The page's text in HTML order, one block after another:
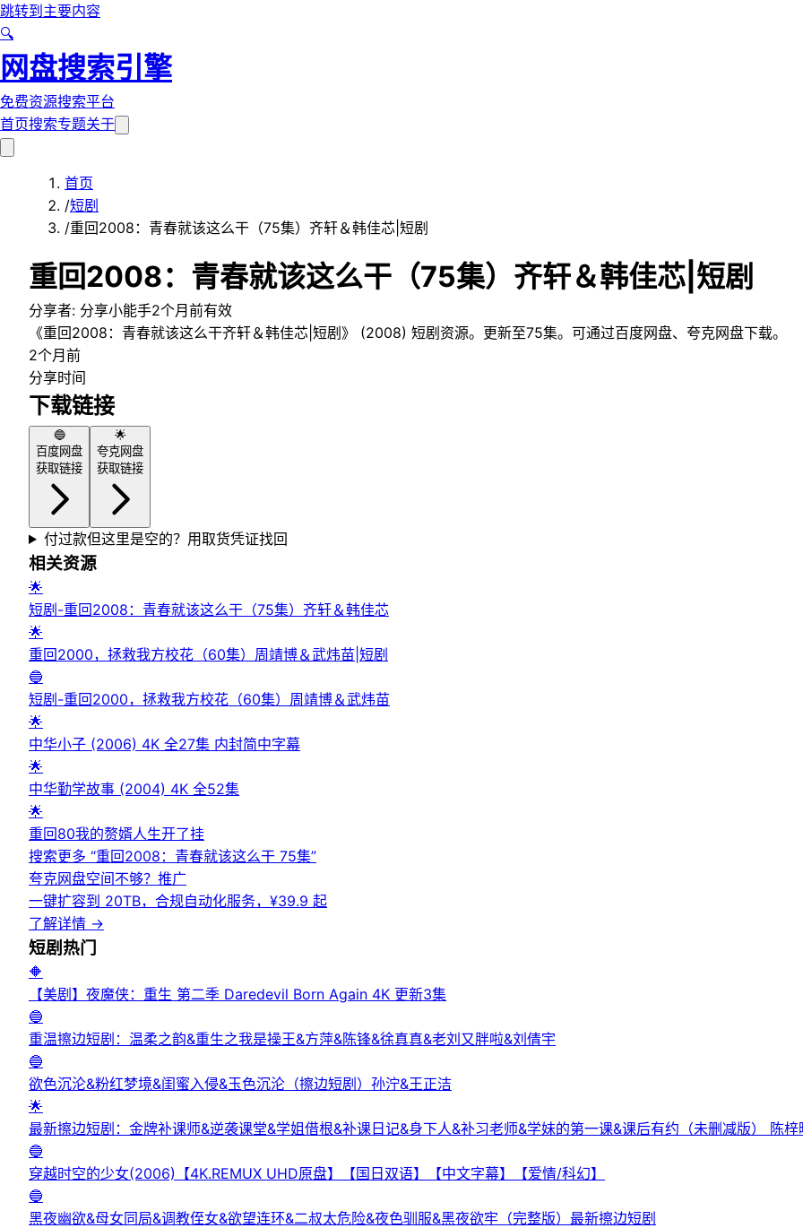
跳转到主要内容
🔍
网盘搜索引擎
免费资源搜索平台
首页搜索专题关于
首页
/短剧
/重回2008：青春就该这么干（75集）齐轩＆韩佳芯|短剧
重回2008：青春就该这么干（75集）齐轩＆韩佳芯|短剧
分享者: 分享小能手2个月前有效
《重回2008：青春就该这么干齐轩＆韩佳芯|短剧》 (2008) 短剧资源。更新至75集。可通过百度网盘、夸克网盘下载。
2个月前
分享时间
下载链接
🔵
百度网盘
获取链接
🌟
夸克网盘
获取链接
付过款但这里是空的？用取货凭证找回
相关资源
🌟
短剧-重回2008：青春就该这么干（75集）齐轩＆韩佳芯
🌟
重回2000，拯救我方校花（60集）周靖博＆武炜苗|短剧
🔵
短剧-重回2000，拯救我方校花（60集）周靖博＆武炜苗
🌟
中华小子 (2006) 4K 全27集 内封简中字幕
🌟
中华勤学故事 (2004) 4K 全52集
🌟
重回80我的赘婿人生开了挂
搜索更多 “重回2008：青春就该这么干 75集”
夸克网盘空间不够？ 推广
一键扩容到 20TB，合规自动化服务，¥39.9 起
了解详情 →
短剧 热门
🔶
【美剧】夜魔侠：重生 第二季 Daredevil Born Again 4K 更新3集
🔵
重温擦边短剧：温柔之韵&重生之我是操王&方萍&陈锋&徐真真&老刘又胖啦&刘倩宇
🔵
欲色沉沦&粉红梦境&闺蜜入侵&玉色沉沦（擦边短剧）孙泞&王正洁
🌟
最新擦边短剧：金牌补课师&逆袭课堂&学姐借根&补课日记&身下人&补习老师&学妹的第一课&课后有约（未删减版） 陈梓
🔵
穿越时空的少女(2006)【4K.REMUX UHD原盘】【国日双语】【中文字幕】【爱情/科幻】
🔵
黑夜幽欲&母女同局&调教侄女&欲望连环&二叔太危险&夜色驯服&黑夜欲牢（完整版）最新擦边短剧